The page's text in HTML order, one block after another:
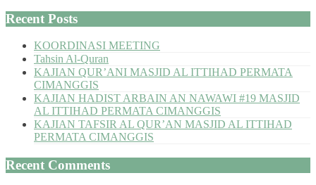
Recent Posts
KOORDINASI MEETING
Tahsin Al-Quran
KAJIAN QUR’ANI MASJID AL ITTIHAD PERMATA
CIMANGGIS
KAJIAN HADIST ARBAIN AN NAWAWI #19 MASJID
AL ITTIHAD PERMATA CIMANGGIS
KAJIAN TAFSIR AL QUR’AN MASJID AL ITTIHAD
PERMATA CIMANGGIS
Recent Comments